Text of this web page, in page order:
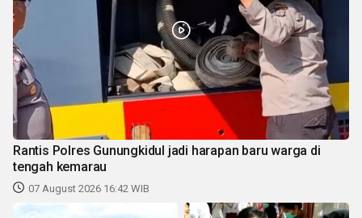
Rantis Polres Gunungkidul jadi harapan baru warga di
tengah kemarau
07 August 2026 16:42 WIB